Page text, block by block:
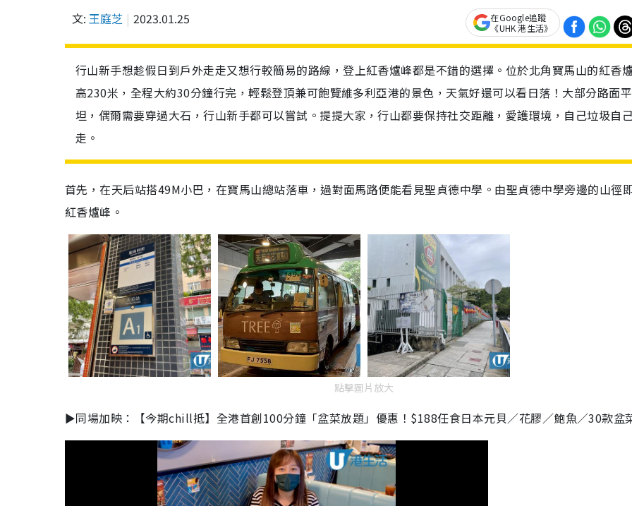
文: 王庭芝 2023.01.25
在Google追蹤
《UHK 港生活》
行山新手想趁假日到戶外走走又想行較簡易的路線，登上紅香爐峰都是不錯的選擇。位於北角寶馬山的紅香
高230米，全程大約30分鐘行完，輕鬆登頂兼可飽覽維多利亞港的景色，天氣好還可以看日落！大部分路面平
坦，偶爾需要穿過大石，行山新手都可以嘗試。提提大家，行山都要保持社交距離，愛護環境，自己垃圾自
走。
首先，在天后站搭49M小巴， 在寶馬山總站落車，過對面馬路便能看見聖貞德中學。由聖貞德中學旁邊的山徑
紅香爐峰 。
點擊圖片放大
►同場加映：【今期chill抵】全港首創100分鐘「盆菜放題」優惠！$188任食日本元貝／花膠／鮑魚／30款盆